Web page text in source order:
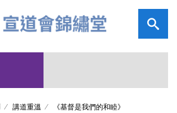
講道重溫 《基督是我們的和睦》